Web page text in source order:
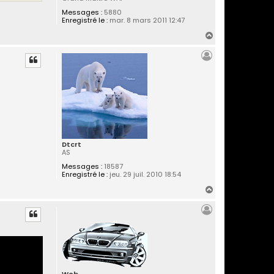
Messages :5880
Enregistré le :mar. 8 mars 2011 12:47
Dtcrt
AS
Messages :18587
Enregistré le :jeu. 29 juil. 2010 18:54